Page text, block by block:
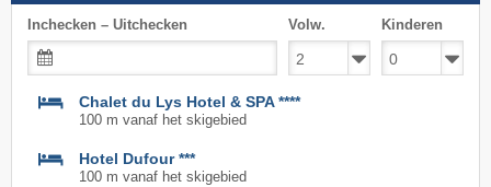
Inchecken – Uitchecken Volw. Kinderen
Chalet du Lys Hotel & SPA ****
100 m vanaf het skigebied
Hotel Dufour ***
100 m vanaf het skigebied